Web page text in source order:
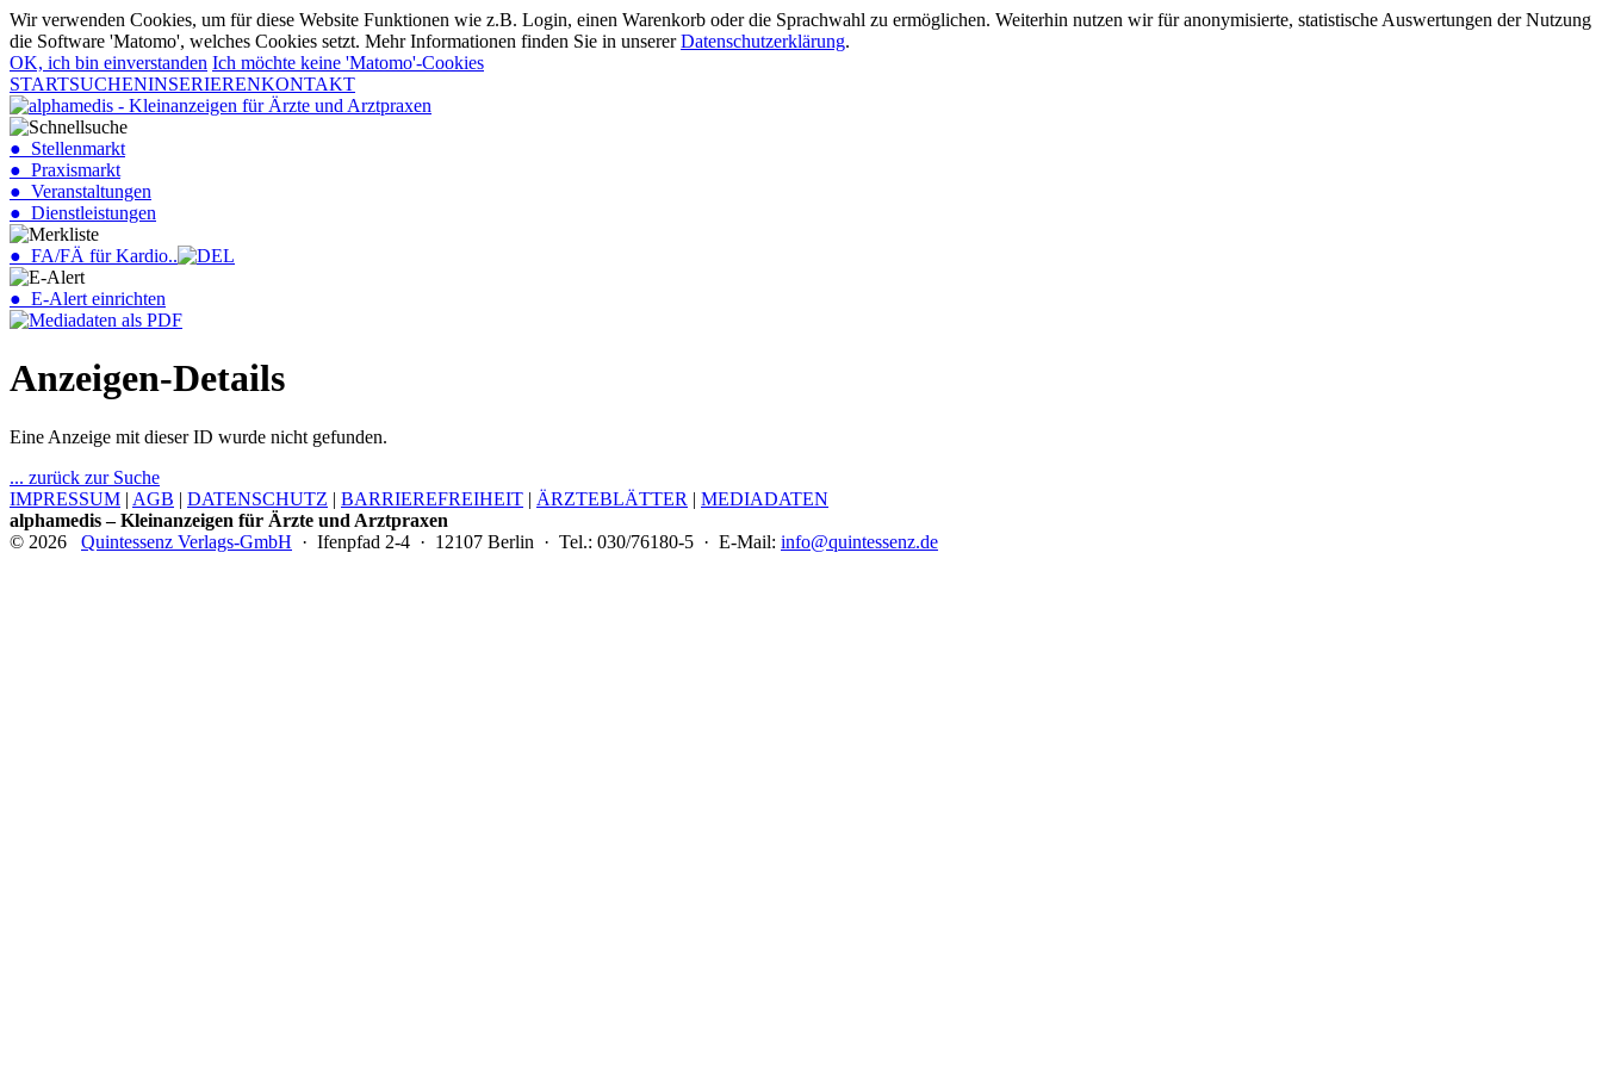
Wir verwenden Cookies, um für diese Website Funktionen wie z.B. Login, einen Warenkorb oder die Sprachwahl zu ermöglichen. Weiterhin nutzen wir für anonymisierte, statistische Auswertungen der Nutzung
die Software 'Matomo', welches Cookies setzt. Mehr Informationen finden Sie in unsererDatenschutzerklärung.
OK, ich bin einverstanden Ich möchte keine 'Matomo'-Cookies
STARTSUCHENINSERIERENKONTAKT
● Stellenmarkt
● Praxismarkt
● Veranstaltungen
● Dienstleistungen
● FA/FÄ für Kardio..
● E-Alert einrichten
Anzeigen-Details
Eine Anzeige mit dieser ID wurde nicht gefunden.
... zurück zur Suche
IMPRESSUM | AGB | DATENSCHUTZ | BARRIEREFREIHEIT | ÄRZTEBLÄTTER | MEDIADATEN
alphamedis – Kleinanzeigen für Ärzte und Arztpraxen
© 2026 Quintessenz Verlags-GmbH · Ifenpfad 2-4 · 12107 Berlin · Tel.: 030/76180-5 · E-Mail: info@quintessenz.de